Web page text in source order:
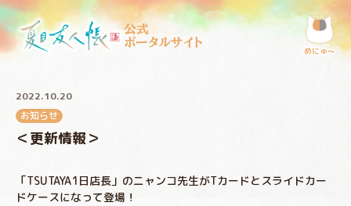
公式
ポータルサイト
めにゅ〜
2022.10.20
お知らせ
＜更新情報＞
「TSUTAYA1日店長」のニャンコ先生がTカードとスライドカー
ドケースになって登場！